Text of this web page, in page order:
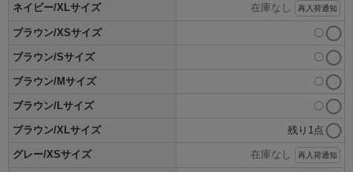
ネイビー/XLサイズ 在庫なし 再入荷通知
ブラウン/XSサイズ 〇
ブラウン/Sサイズ 〇
ブラウン/Mサイズ 〇
ブラウン/Lサイズ 〇
ブラウン/XLサイズ 残り1点
グレー/XSサイズ 在庫なし 再入荷通知